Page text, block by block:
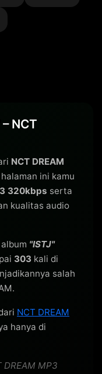
NCT
NCT DREAM
ini kamu
320kbps serta
kualitas audio
"ISTJ"
303 kali di
salah
NCT DREAM
hanya di
MP3